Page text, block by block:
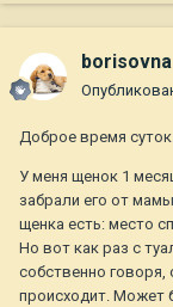
borisovna
Доброе время
У меня щенок 1
забрали его от
щенка есть: место
Но вот как раз с
собственно
происходит. Может